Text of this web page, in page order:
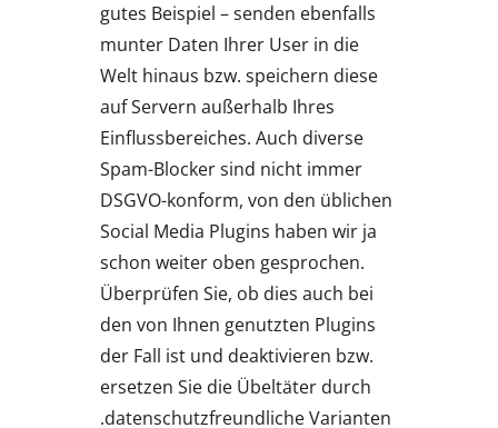
gutes Beispiel – senden ebenfalls
munter Daten Ihrer User in die
Welt hinaus bzw. speichern diese
auf Servern außerhalb Ihres
Einflussbereiches. Auch diverse
Spam-Blocker sind nicht immer
DSGVO-konform, von den üblichen
Social Media Plugins haben wir ja
schon weiter oben gesprochen.
Überprüfen Sie, ob dies auch bei
den von Ihnen genutzten Plugins
der Fall ist und deaktivieren bzw.
ersetzen Sie die Übeltäter durch
datenschutzfreundliche Varianten.